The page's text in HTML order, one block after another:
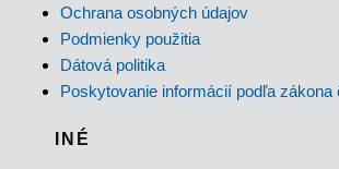
Ochrana osobných údajov
Podmienky použitia
Dátová politika
Poskytovanie informácií podľa zákona
INÉ